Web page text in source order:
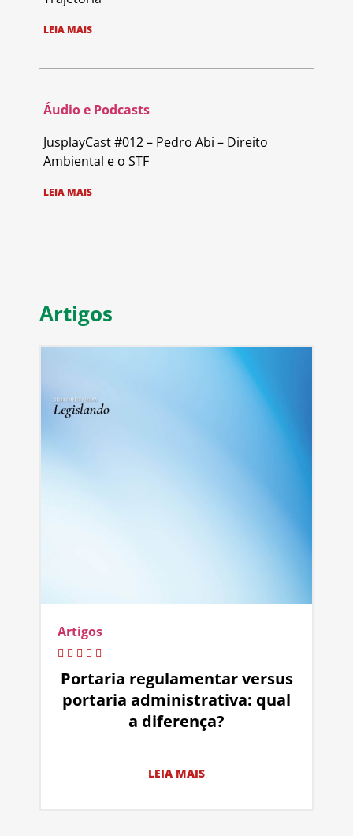
LEIA MAIS
Áudio e Podcasts
JusplayCast #012 – Pedro Abi – Direito
Ambiental e o STF
LEIA MAIS
Artigos
Artigos
Portaria regulamentar versus
portaria administrativa: qual
a diferença?
LEIA MAIS